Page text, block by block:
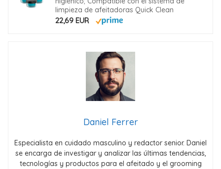
limpieza de afeitadoras Quick Clean
22,69 EUR
Daniel Ferrer
Especialista en cuidado masculino y redactor senior. Daniel
se encarga de investigar y analizar las últimas tendencias,
tecnologías y productos para el afeitado y el grooming